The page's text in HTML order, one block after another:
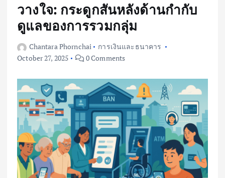
วางใจ: กระดูกสันหลังด้านกำกับ
ดูแลของการรวมกลุ่ม
Chantara Phornchai
การเงินและธนาคาร
October 27, 2025
0 Comments